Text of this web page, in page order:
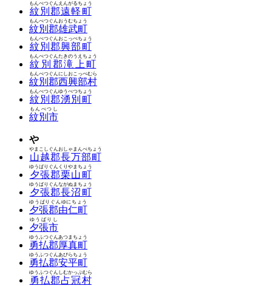
紋別郡遠軽町
もんべつぐんえんがるちょう
紋別郡雄武町
もんべつぐんおうむちょう
紋別郡興部町
もんべつぐんおこっぺちょう
紋別郡滝上町
もんべつぐんたきのうえちょう
紋別郡西興部村
もんべつぐんにしおこっぺむら
紋別郡湧別町
もんべつぐんゆうべつちょう
紋別市
もんべつし
や
山越郡長万部町
やまこしぐんおしゃまんべちょう
夕張郡栗山町
ゆうばりぐんくりやまちょう
夕張郡長沼町
ゆうばりぐんながぬまちょう
夕張郡由仁町
ゆうばりぐんゆにちょう
夕張市
ゆうばりし
勇払郡厚真町
ゆうふつぐんあつまちょう
勇払郡安平町
ゆうふつぐんあびらちょう
勇払郡占冠村
ゆうふつぐんしむかっぷむら